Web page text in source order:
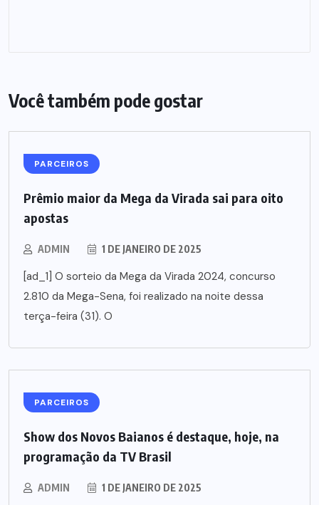
Você também pode gostar
PARCEIROS
Prêmio maior da Mega da Virada sai para oito
apostas
ADMIN 1 DE JANEIRO DE 2025
[ad_1] O sorteio da Mega da Virada 2024, concurso
2.810 da Mega-Sena, foi realizado na noite dessa
terça-feira (31). O
PARCEIROS
Show dos Novos Baianos é destaque, hoje, na
programação da TV Brasil
ADMIN 1 DE JANEIRO DE 2025